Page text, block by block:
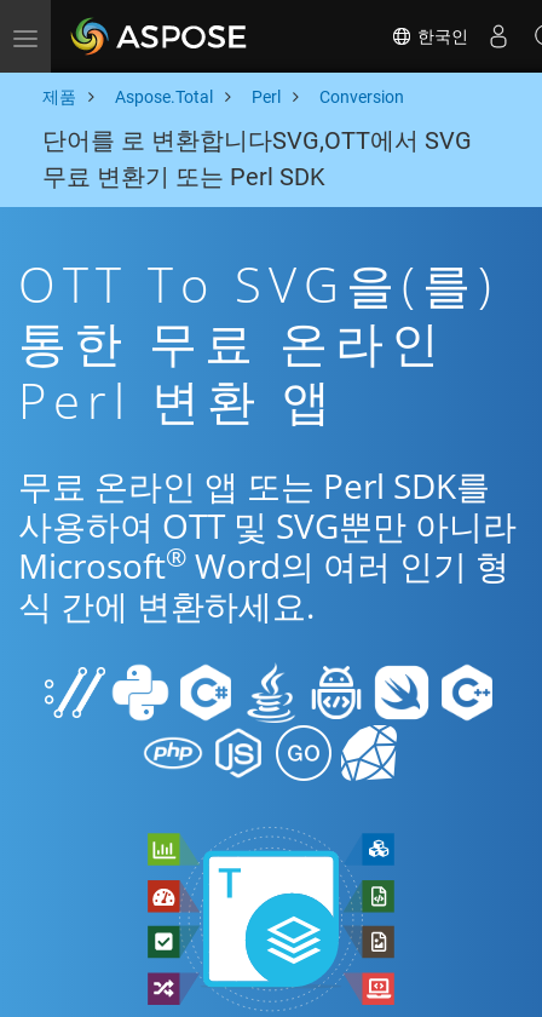
Toggle navigation 한국인
제품 Aspose.Total Perl Conversion
단어를 로 변환합니다SVG,OTT에서 SVG
무료 변환기 또는 Perl SDK
OTT To SVG을(를)
통한 무료 온라인
Perl 변환 앱
무료 온라인 앱 또는 Perl SDK를
사용하여 OTT 및 SVG뿐만 아니라
Microsoft® Word의 여러 인기 형
식 간에 변환하세요.